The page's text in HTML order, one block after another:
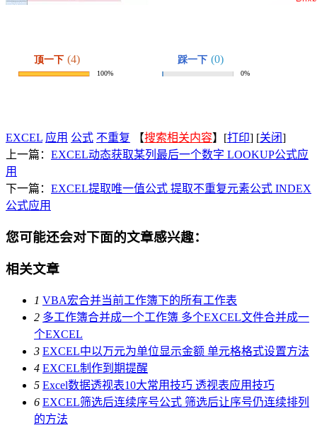
EXCEL 应用 公式 不重复 【搜索相关内容】[打印] [关闭]
上一篇： EXCEL动态获取某列最后一个数字 LOOKUP公式应
用
下一篇： EXCEL提取唯一值公式 提取不重复元素公式 INDEX
公式应用
您可能还会对下面的文章感兴趣：
相关文章
1 VBA宏合并当前工作簿下的所有工作表
2 多工作簿合并成一个工作簿 多个EXCEL文件合并成一
个EXCEL
3 EXCEL中以万元为单位显示金额 单元格格式设置方法
4 EXCEL制作到期提醒
5 Excel数据透视表10大常用技巧 透视表应用技巧
6 EXCEL筛选后连续序号公式 筛选后让序号仍连续排列
的方法